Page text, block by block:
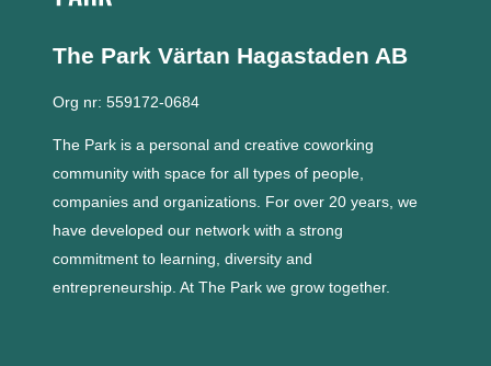
The Park Värtan Hagastaden AB
Org nr: 559172-0684
The Park is a personal and creative coworking
community with space for all types of people,
companies and organizations. For over 20 years, we
have developed our network with a strong
commitment to learning, diversity and
entrepreneurship. At The Park we grow together.